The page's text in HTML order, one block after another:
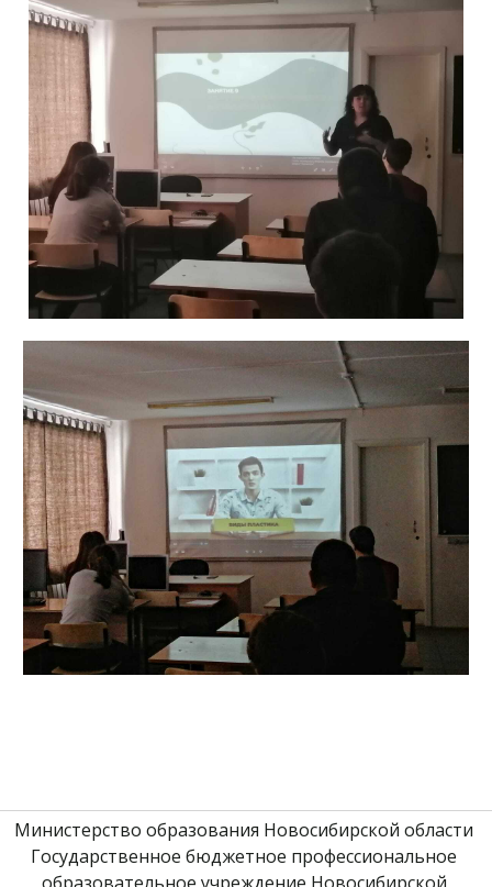
Министерство образования Новосибирской области
Государственное бюджетное профессиональное